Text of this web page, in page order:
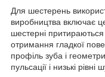
Для шестерень
виробництва включає
шестерні
отримання гладкої
профіль зуба і
пульсації і низькі